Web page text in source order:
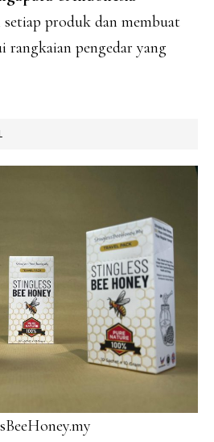
produk dan membuat
rangkaian pengedar yang